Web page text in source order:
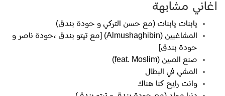
اغاني مشابهة
يابنات يابنات (مع حسن التركي و حودة بندق)
المشاغبين (Almushaghibin) [مع تيتو بندق ،حودة ناصر و
حودة بندق]
صنع الصين (feat. Moslim)
المشي في البطال
وانت رايح كنا هناك